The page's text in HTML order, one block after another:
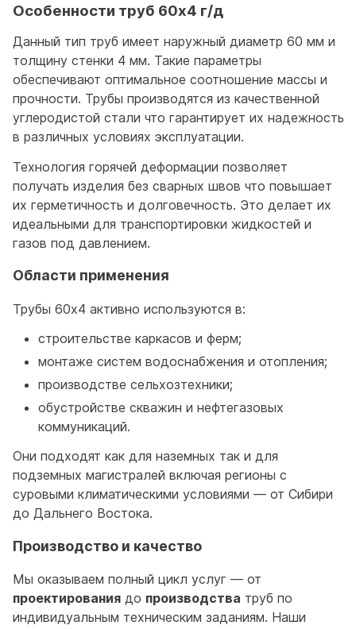
Особенности труб 60x4 г/д
Данный тип труб имеет наружный диаметр 60 мм и
толщину стенки 4 мм. Такие параметры
обеспечивают оптимальное соотношение массы и
прочности. Трубы производятся из качественной
углеродистой стали что гарантирует их надежность
в различных условиях эксплуатации.
Технология горячей деформации позволяет
получать изделия без сварных швов что повышает
их герметичность и долговечность. Это делает их
идеальными для транспортировки жидкостей и
газов под давлением.
Области применения
Трубы 60x4 активно используются в:
строительстве каркасов и ферм;
монтаже систем водоснабжения и отопления;
производстве сельхозтехники;
обустройстве скважин и нефтегазовых
коммуникаций.
Они подходят как для наземных так и для
подземных магистралей включая регионы с
суровыми климатическими условиями — от Сибири
до Дальнего Востока.
Производство и качество
Мы оказываем полный цикл услуг — от
проектирования до производства труб по
индивидуальным техническим заданиям. Наши